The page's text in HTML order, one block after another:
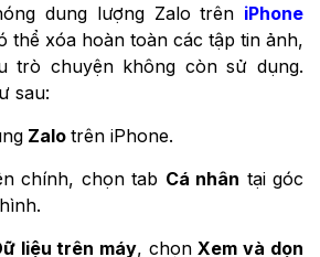
dung lượng Zalo trên iPhone
thể xóa hoàn toàn các tập tin ảnh,
trò chuyện không còn sử dụng.
sau:
Zalo trên iPhone.
chính, chọn tab Cá nhân tại góc
liệu trên máy, chọn Xem và dọn